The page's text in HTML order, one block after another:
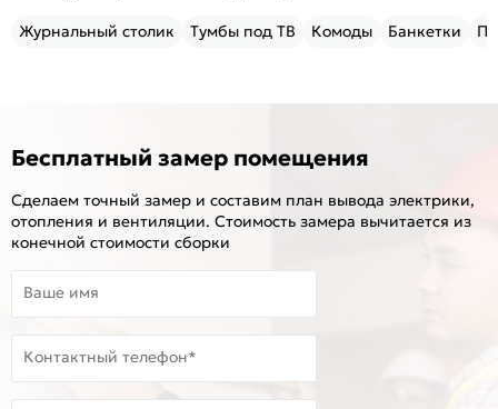
Журнальный столик Тумбы под ТВ Комоды Банкетки
Бесплатный замер помещения
Сделаем точный замер и составим план вывода электрики,
отопления и вентиляции. Стоимость замера вычитается из
конечной стоимости сборки
Ваше имя
Контактный телефон*